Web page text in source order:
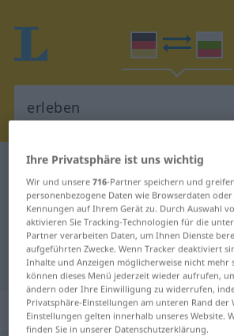
Deutsch-Bulgarisch Wörterbuch
Deutsch-Bulgarisch
für "erleben"
"erleben" Bulgarisch
„erleben“
Ihre Privatsphäre ist uns wichtig
Wir und unsere716-Partner speichern und
personenbezogene Daten wie Browserdaten
Kennungen auf Ihrem Gerät zu. Durch Auswahl
aktivieren Sie Tracking-Technologien für die
Partner verarbeiten Daten, um Ihnen Dienste
aufgeführten Zwecke. Wenn Tracker deaktiviert
Inhalte und Anzeigen möglicherweise nicht mehr
können dieses Menü jederzeit wieder aufrufen,
ändern oder Ihre Einwilligung zu widerrufen,
Privatsphäre-Einstellungen am unteren Rand der
Einstellungen gelten innerhalb unseres Website.
finden Sie in unserer Datenschutzerklärung.